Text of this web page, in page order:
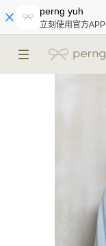
perng yuh
立刻使用官方APP